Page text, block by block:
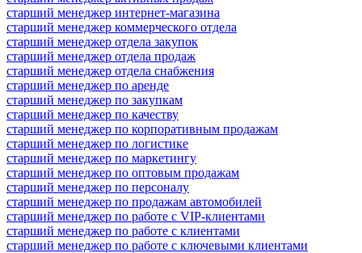
старший менеджер интернет-магазина
старший менеджер коммерческого отдела
старший менеджер отдела закупок
старший менеджер отдела продаж
старший менеджер отдела снабжения
старший менеджер по аренде
старший менеджер по закупкам
старший менеджер по качеству
старший менеджер по корпоративным продажам
старший менеджер по логистике
старший менеджер по маркетингу
старший менеджер по оптовым продажам
старший менеджер по персоналу
старший менеджер по продажам автомобилей
старший менеджер по работе с VIP-клиентами
старший менеджер по работе с клиентами
старший менеджер по работе с ключевыми клиентами